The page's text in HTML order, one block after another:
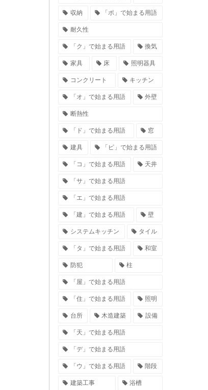
収納 「ポ」で始まる用語
耐久性
「ク」で始まる用語 換気
家具 床 照明器具
コンクリート キッチン
「オ」で始まる用語 外壁
断熱性
「ド」で始まる用語 窓
建具 「ピ」で始まる用語
「コ」で始まる用語 天井
「サ」で始まる用語
「エ」で始まる用語
「建」で始まる用語 壁
システムキッチン タイル
「タ」で始まる用語 和室
防犯 柱
「屋」で始まる用語
「住」で始まる用語 照明
台所 木造建築 設備
「天」で始まる用語
「デ」で始まる用語
「ウ」で始まる用語 階段
建築工事 浴槽